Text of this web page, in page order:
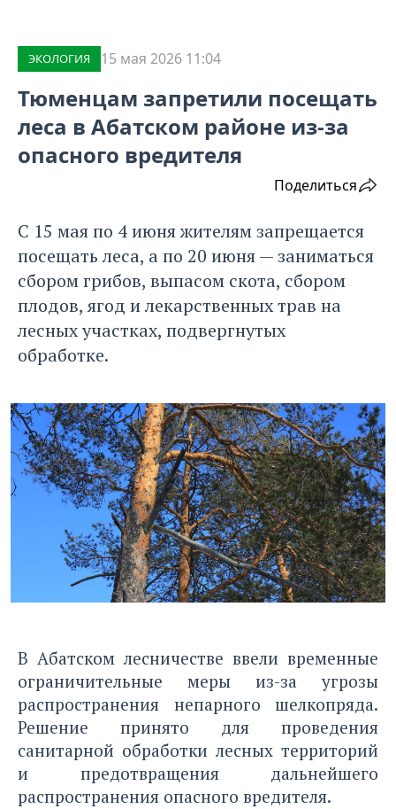
ЭКОЛОГИЯ 15 мая 2026 11:04
Тюменцам запретили посещать
леса в Абатском районе из-за
опасного вредителя
Поделиться
С 15 мая по 4 июня жителям запрещается
посещать леса, а по 20 июня — заниматься
сбором грибов, выпасом скота, сбором
плодов, ягод и лекарственных трав на
лесных участках, подвергнутых
обработке.
В Абатском лесничестве ввели временные
ограничительные меры из-за угрозы
распространения непарного шелкопряда.
Решение принято для проведения
санитарной обработки лесных территорий
и предотвращения дальнейшего
распространения опасного вредителя.